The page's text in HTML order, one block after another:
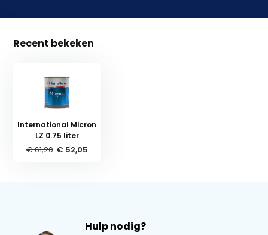
Recent bekeken
International Micron
LZ 0.75 liter
€ 61,20 € 52,05
Hulp nodig?